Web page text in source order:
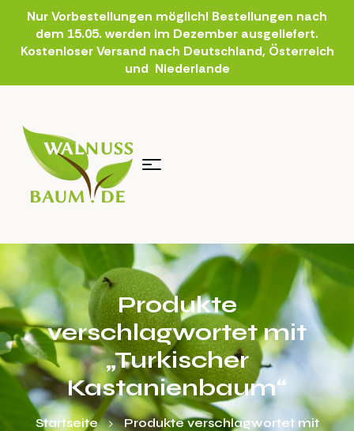
Nur Vorbestellungen möglich! Bestellungen nach
dem 15.05. werden im Dezember ausgeliefert.
Kostenloser Versand nach Deutschland, Österreich
und Niederlande
Produkte
verschlagwortet mit
„Turkischer
Kastanienbaum“
Startseite
Produkte verschlagwortet mit